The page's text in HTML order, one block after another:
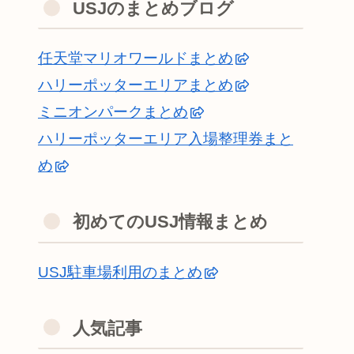
USJのまとめブログ
任天堂マリオワールドまとめ
ハリーポッターエリアまとめ
ミニオンパークまとめ
ハリーポッターエリア入場整理券まと
め
初めてのUSJ情報まとめ
USJ駐車場利用のまとめ
人気記事